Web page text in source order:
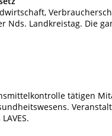
Nds. Landkreistag. Die
tätigen